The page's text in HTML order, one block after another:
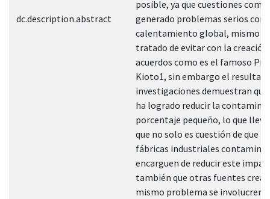
dc.description.abstract
posible, ya que cuestiones
generado problemas serios
calentamiento global, mismo
tratado de evitar con la creación
acuerdos como es el famoso
Kioto1, sin embargo el
investigaciones demuestran que
ha logrado reducir la
porcentaje pequeño, lo que lleva
que no solo es cuestión de que
fábricas industriales
encarguen de reducir este
también que otras fuentes
mismo problema se involucren